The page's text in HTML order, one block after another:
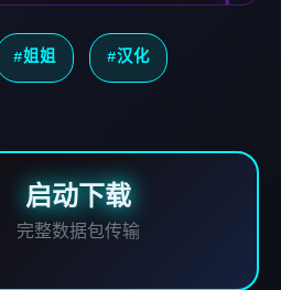
#姐姐 #汉化
启动下载
完整数据包传输